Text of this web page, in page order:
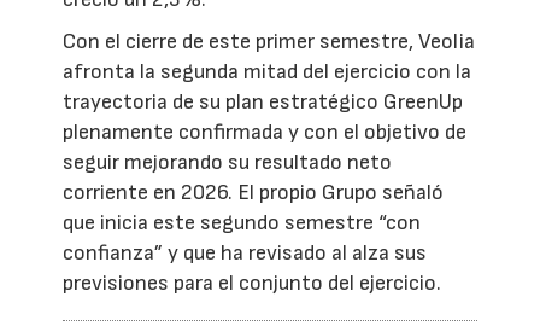
Con el cierre de este primer semestre, Veolia
afronta la segunda mitad del ejercicio con la
trayectoria de su plan estratégico GreenUp
plenamente confirmada y con el objetivo de
seguir mejorando su resultado neto
corriente en 2026. El propio Grupo señaló
que inicia este segundo semestre “con
confianza” y que ha revisado al alza sus
previsiones para el conjunto del ejercicio.